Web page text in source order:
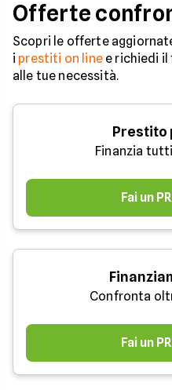
Offerte
Scopri le offerte
i prestiti on linee richiedi il
alle tue necessità.
Prestito
Finanzia
Fai un
Confronta
Fai un